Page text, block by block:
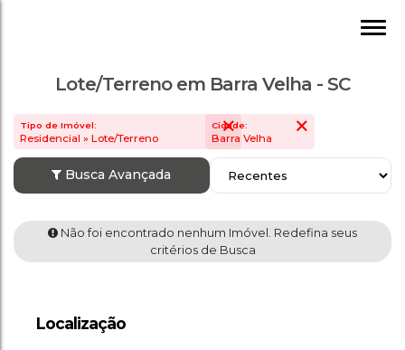
Lote/Terreno em Barra Velha - SC
Tipo de Imóvel: Cidade:
Busca Avançada
Localização